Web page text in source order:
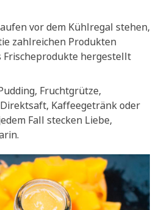
vor dem Kühlregal stehen,
zahlreichen Produkten
Frischeprodukte hergestellt
Fruchtgrütze,
Kaffeegetränk oder
Fall stecken Liebe,